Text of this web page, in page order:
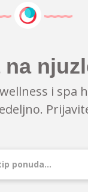
na
i spa